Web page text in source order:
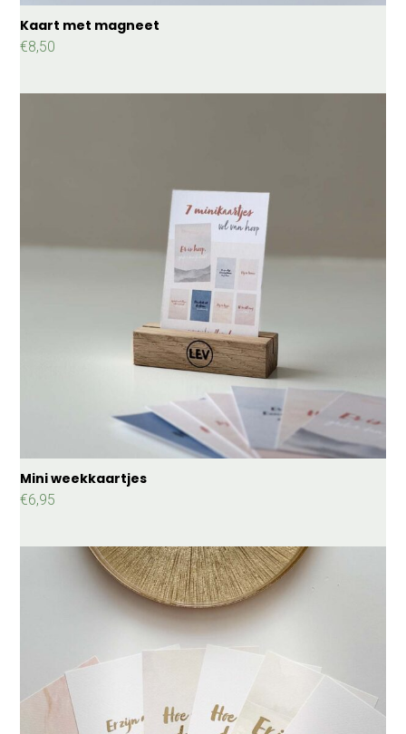
Kaart met magneet
€8,50
Mini weekkaartjes
€6,95